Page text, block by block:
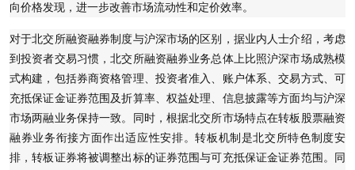
向价格发现，进一步改善市场流动性和定价效率。
对于北交所融资融券制度与沪深市场的区别，据业内人士介绍，考虑
到投资者交易习惯，北交所融资融券业务总体上比照沪深市场成熟模
式构建，包括券商资格管理、投资者准入、账户体系、交易方式、可
充抵保证金证券范围及折算率、权益处理、信息披露等方面均与沪深
市场两融业务保持一致。同时，根据北交所市场特点在转板股票融资
融券业务衔接方面作出适应性安排。转板机制是北交所特色制度安
排，转板证券将被调整出标的证券范围与可充抵保证金证券范围。同